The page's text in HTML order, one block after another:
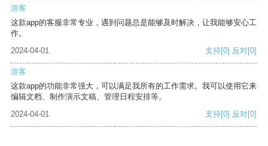
游客
这款app的客服非常专业，遇到问题总是能够及时解决，让我能够安心工
作。
2024-04-01
支持[0] 反对[0]
游客
这款app的功能非常强大，可以满足我所有的工作需求。我可以使用它来
编辑文档、制作演示文稿、管理日程安排等。
2024-04-01
支持[0] 反对[0]